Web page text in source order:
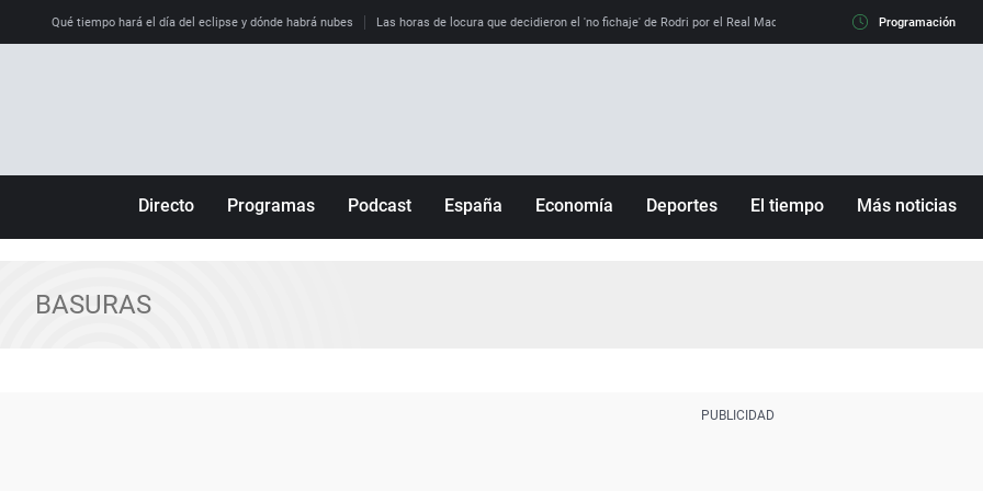
Qué tiempo hará el día del eclipse y dónde habrá nubes Las horas de locura que decidieron el 'no fichaje' de Rodri por el Real Madrid y su 'sí' al Barça La llamada
Programación
Directo Programas Podcast España Economía Deportes El tiempo Más noticias
BASURAS